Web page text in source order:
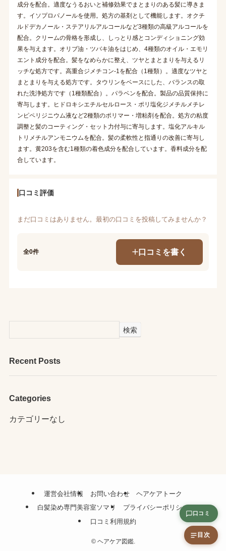
成分を配合。適度なうるおいと補修効果でまとまりのある髪に導きま
す。イソプロパノールを使用。処方の基剤として機能します。オクチ
ルドデカノール・ステアリルアルコールなど3種類の高級アルコールを
配合。クリームの骨格を形成し、しっとり感とコンディショニング効
果を与えます。オリブ油・ツバキ油をはじめ、4種類のオイル・エモリ
エント成分を配合。髪をなめらかに整え、ツヤとまとまりを与えるリ
ッチな処方です。高重合ジメチコン-1を配合（1種類）。適度なツヤと
まとまりを与える処方です。タウリンをベースにした、バランスの取
れた洗浄処方です（1種類配合）。パラベンを配合。製品の品質保持に
寄与します。ヒドロキシエチルセルロース・ポリ塩化ジメチルメチレ
ンピペリジニウム液など2種類のポリマー・増粘剤を配合。処方の粘度
調整と髪のコーティング・セット力付与に寄与します。塩化アルキル
トリメチルアンモニウムを配合。髪の柔軟性と指通りの改善に寄与し
ます。黄203を含む1種類の着色成分を配合しています。香料成分を配
合しています。
口コミ評価
まだ口コミはありません。最初の口コミを投稿してみませんか？
全0件 口コミを書く
検索
Recent Posts
Categories
カテゴリーなし
運営会社情報 お問い合わせ
ヘアケアトーク
白髪染め専門美容室ソマリ
プライバシーポリシー
口コミ利用規約
©ヘアケア図鑑.
口コミ
目次